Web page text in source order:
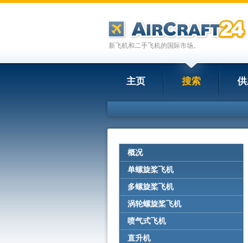
新飞机和二手飞机的国际市场。
主页 搜索
概况
单螺旋桨飞机
多螺旋桨飞机
涡轮螺旋桨飞机
喷气式飞机
直升机